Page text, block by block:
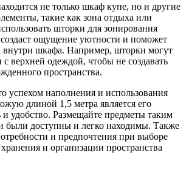
не только шкаф купе, но и другие
такие как зона отдыха или
шторки для зонирования
ощущение уютности и поможет
внутри шкафа. Например, шторки могут
с верхней одеждой, чтобы не создавать
пространства.
успехом наполнения и использования
длиной 1,5 метра является его
удобство. Размещайте предметы таким
были доступны и легко находимы. Также
и предпочтения при выборе
и организации пространства